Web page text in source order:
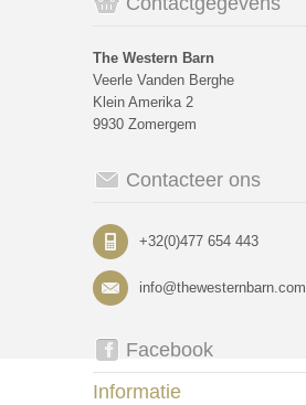
The Western Barn
Veerle Vanden Berghe
Klein Amerika 2
9930 Zomergem
Contacteer ons
+32(0)477 654 443
info@thewesternbarn.com
Facebook
Informatie